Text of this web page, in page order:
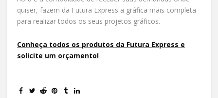
quiser, fazem da Futura Express a gráfica mais completa
para realizar todos os seus projetos gráficos.
Conheça todos os produtos da Futura Express e
solicite um orçamento!